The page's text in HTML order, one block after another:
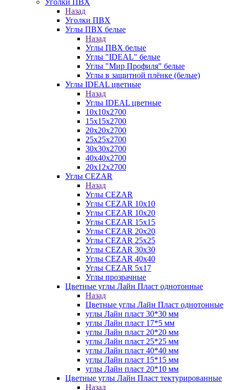
Уголки ПВХ
Назад
Уголки ПВХ
Углы ПВХ белые
Назад
Углы ПВХ белые
Углы "IDEAL" белые
Углы "Мир Профиля" белые
Углы в защитной плёнке (белые)
Углы IDEAL цветные
Назад
Углы IDEAL цветные
10х10х2700
15х15х2700
20х20х2700
25х25х2700
30х30х2700
40х40х2700
20х12х2700
Углы CEZAR
Назад
Углы CEZAR
Углы CEZAR 10х10
Углы CEZAR 10х20
Углы CEZAR 15х15
Углы CEZAR 20х20
Углы CEZAR 25х25
Углы CEZAR 30х30
Углы CEZAR 40х40
Углы CEZAR 5х17
Углы прозрачные
Цветные углы Лайн Пласт однотонные
Назад
Цветные углы Лайн Пласт однотонные
углы Лайн пласт 30*30 мм
углы Лайн пласт 17*5 мм
углы Лайн пласт 20*20 мм
углы Лайн пласт 25*25 мм
углы Лайн пласт 40*40 мм
углы Лайн пласт 15*15 мм
углы Лайн пласт 20*10 мм
Цветные углы Лайн Пласт тектурированные
Назад